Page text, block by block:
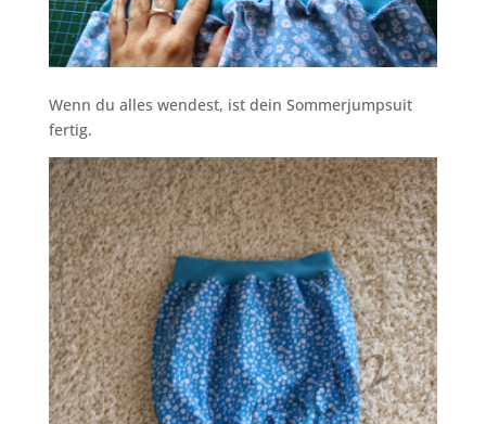
Wenn du alles wendest, ist dein Sommerjumpsuit
fertig.